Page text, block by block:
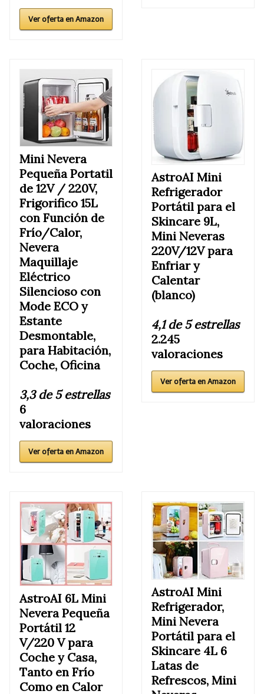
Ver oferta en Amazon
Mini Nevera
Pequeña Portatil
de 12V / 220V,
Frigorifico 15L
con Función de
Frío/Calor,
Nevera
Maquillaje
Eléctrico
Silencioso con
Mode ECO y
Estante
Desmontable,
para Habitación,
Coche, Oficina
3,3 de 5 estrellas
6
valoraciones
Ver oferta en Amazon
AstroAI Mini
Refrigerador
Portátil para el
Skincare 9L,
Mini Neveras
220V/12V para
Enfriar y
Calentar
(blanco)
4,1 de 5 estrellas
2.245
valoraciones
Ver oferta en Amazon
AstroAI 6L Mini
Nevera Pequeña
Portátil 12
V/220 V para
Coche y Casa,
Tanto en Frío
Como en Calor
AstroAI Mini
Refrigerador,
Mini Nevera
Portátil para el
Skincare 4L 6
Latas de
Refrescos, Mini